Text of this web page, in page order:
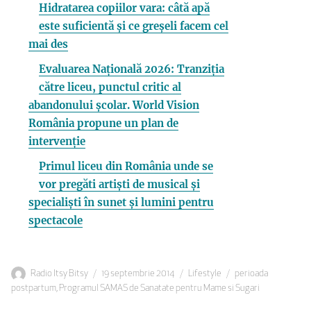
Hidratarea copiilor vara: câtă apă
este suficientă și ce greșeli facem cel
mai des
Evaluarea Națională 2026: Tranziția
către liceu, punctul critic al
abandonului școlar. World Vision
România propune un plan de
intervenție
Primul liceu din România unde se
vor pregăti artiști de musical și
specialiști în sunet și lumini pentru
spectacole
Autor
Radio Itsy Bitsy
Publicat
pe
19 septembrie 2014 Categorii
Lifestyle Etichete
perioada
postpartum, Programul SAMAS de Sanatate pentru Mame si Sugari